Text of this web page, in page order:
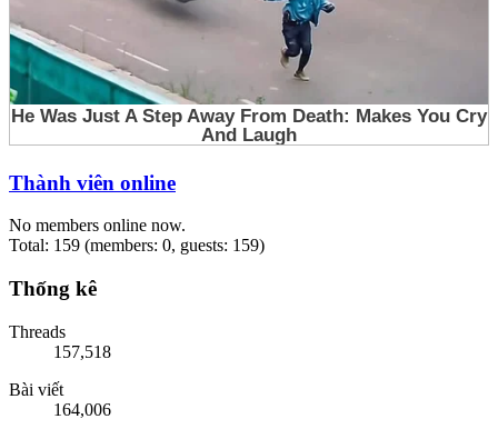
Thành viên online
No members online now.
Total: 159 (members: 0, guests: 159)
Thống kê
Threads
157,518
Bài viết
164,006